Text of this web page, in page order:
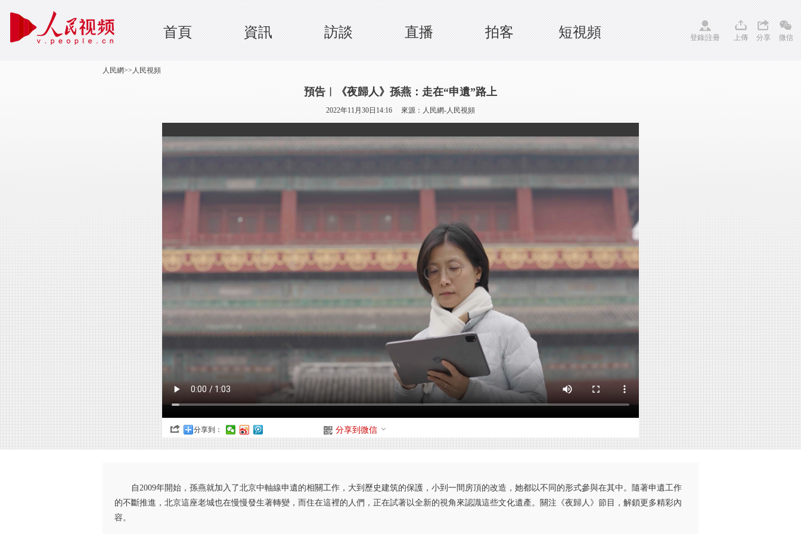
首頁 資訊 訪談 直播 拍客 短視頻 登錄注冊 上傳 分享 微信
人民網>> 人民視頻
預告︱《夜歸人》孫燕：走在“申遺”路上
2022年11月30日14:16 來源： 人民網-人民視頻
分享到： 分享到微信
自2009年開始，孫燕就加入了北京中軸線申遺的相關工作，大到歷史建筑的保護，小到一間房頂的改造，她都以不同的形式參與在其中。隨著申遺工作
的不斷推進，北京這座老城也在慢慢發生著轉變，而住在這裡的人們，正在試著以全新的視角來認識這些文化遺產。關注《夜歸人》節目，解鎖更多精彩內
容。